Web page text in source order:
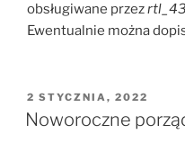
obsługiwane przez
Ewentualnie można
OPUBLIKOWANE
W
2 STYCZNIA, 2022
Noworoczne